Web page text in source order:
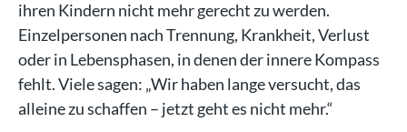
ihren Kindern nicht mehr gerecht zu werden.
Einzelpersonen nach Trennung, Krankheit, Verlust
oder in Lebensphasen, in denen der innere Kompass
fehlt. Viele sagen: „Wir haben lange versucht, das
alleine zu schaffen – jetzt geht es nicht mehr.“